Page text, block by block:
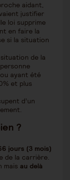
aidant,
justifier
loi supprime
en faire la
si la situation
de la
ayant été
et plus
d’un
?
jours (3 mois)
de la carrière.
mais au delà